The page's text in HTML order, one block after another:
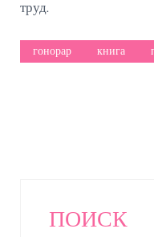
труд.
гонорар книга
ПОИСК